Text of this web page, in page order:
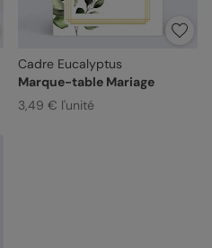
Cadre Eucalyptus
Marque-table Mariage
3,49 € l'unité